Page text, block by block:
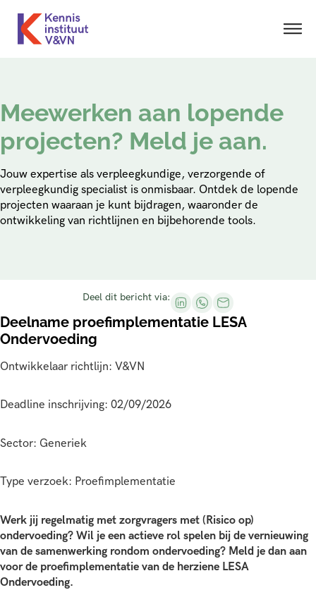
Meewerken aan lopende
projecten? Meld je aan.
Jouw expertise als verpleegkundige, verzorgende of
verpleegkundig specialist is onmisbaar. Ontdek de lopende
projecten waaraan je kunt bijdragen, waaronder de
ontwikkeling van richtlijnen en bijbehorende tools.
Deel dit bericht via:
Deelname proefimplementatie LESA
Ondervoeding
Ontwikkelaar richtlijn: V&VN
Deadline inschrijving: 02/09/2026
Sector: Generiek
Type verzoek: Proefimplementatie
Werk jij regelmatig met zorgvragers met (Risico op)
ondervoeding? Wil je een actieve rol spelen bij de vernieuwing
van de samenwerking rondom ondervoeding? Meld je dan aan
voor de proefimplementatie van de herziene LESA
Ondervoeding.